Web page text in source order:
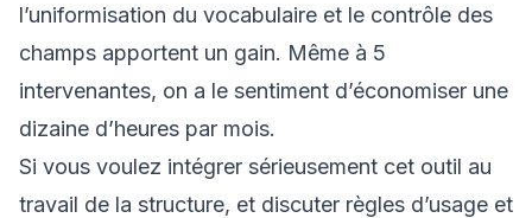
l’uniformisation du vocabulaire et le contrôle des
champs apportent un gain. Même à 5
intervenantes, on a le sentiment d’économiser une
dizaine d’heures par mois.
Si vous voulez intégrer sérieusement cet outil au
travail de la structure, et discuter règles d’usage et